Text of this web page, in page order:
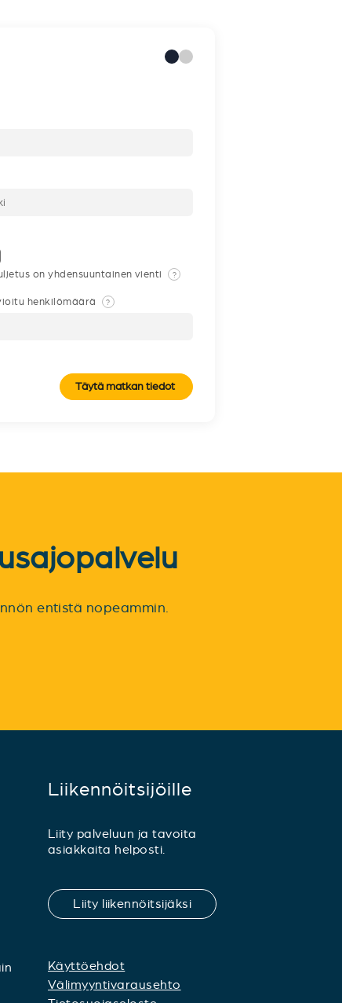
on yhdensuuntainen vienti ?
henkilömäärä ?
Täytä matkan tiedot
entistä nopeammin.
Liikennöitsijöille
Liity palveluun ja tavoita
asiakkaita helposti.
Liity liikennöitsijäksi
Käyttöehdot
Välimyyntivarausehto